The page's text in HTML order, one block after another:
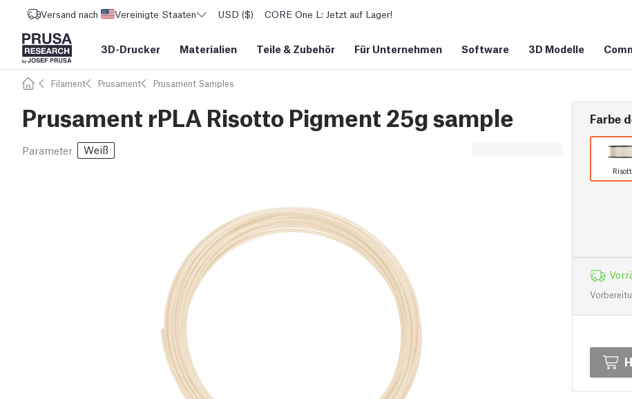
Versand nach Vereinigte Staaten USD ($) CORE One L: Jetzt auf Lager!
3D-Drucker Materialien Teile & Zubehör Für Unternehmen Software 3D Modelle
Filament Prusament Prusament Samples
Prusament rPLA Risotto Pigment 25g sample
Parameter Weiß
Farbe